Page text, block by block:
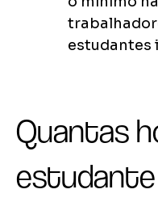
estudantes
Quantas